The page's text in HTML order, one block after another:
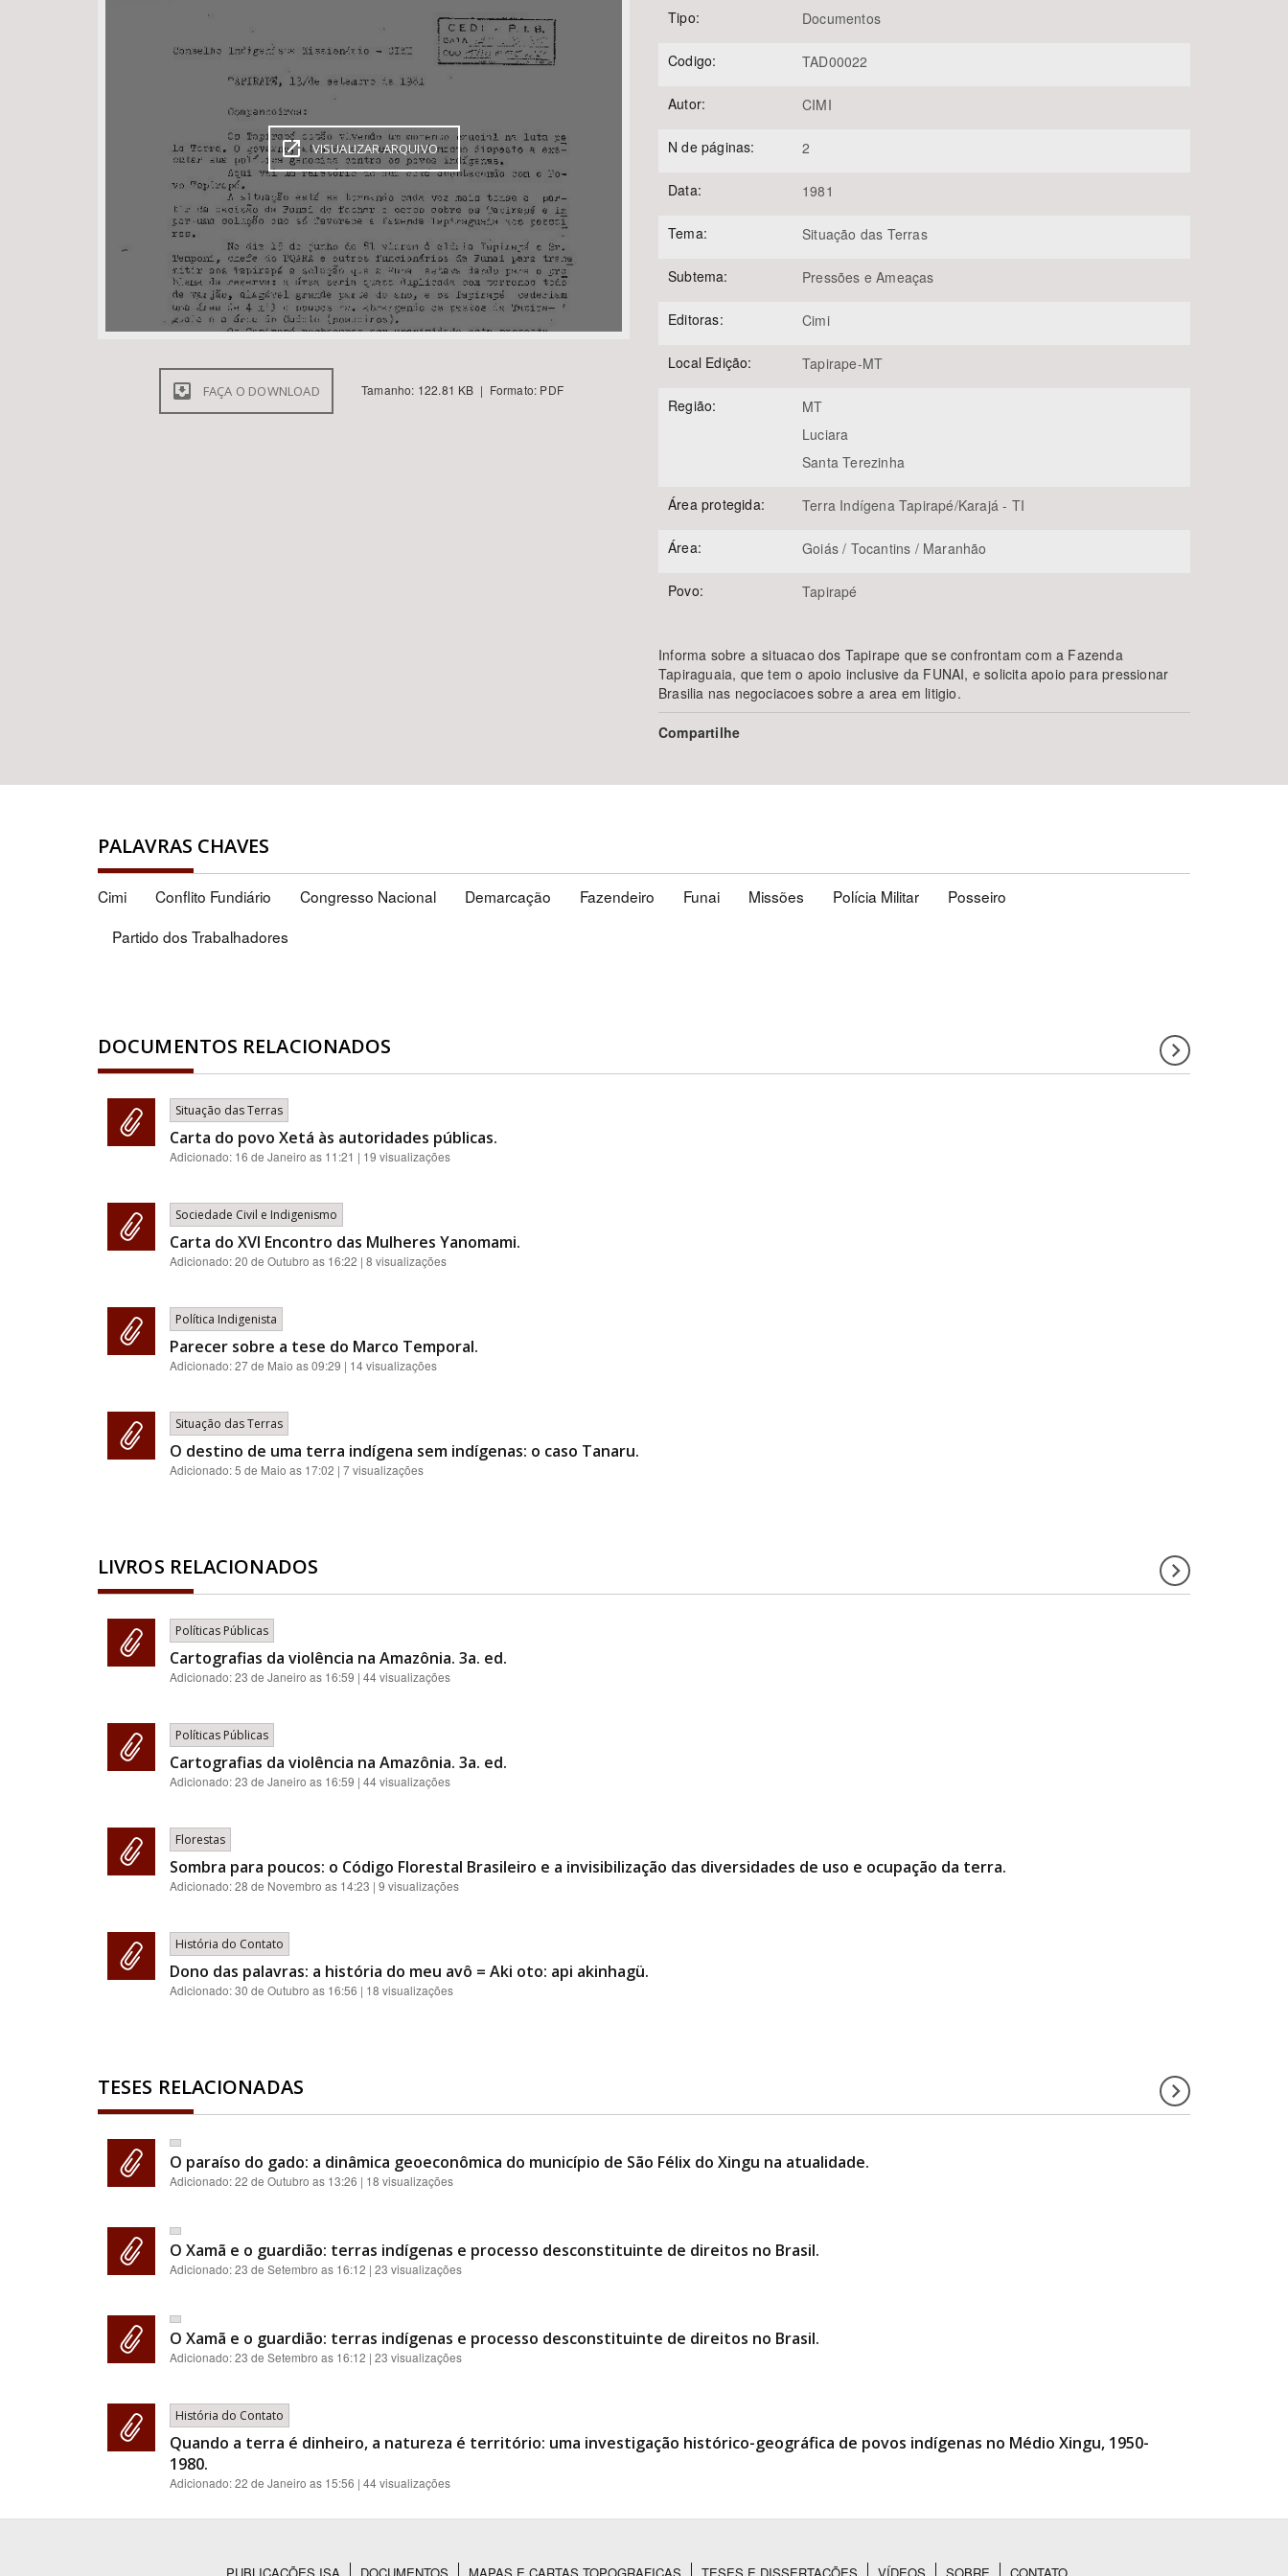
VISUALIZAR ARQUIVO
FAÇA O DOWNLOAD Tamanho: 122.81 KB | Formato: PDF
Tipo: Documentos
Codigo: TAD00022
Autor: CIMI
N de páginas: 2
Data: 1981
Tema: Situação das Terras
Subtema: Pressões e Ameaças
Editoras: Cimi
Local Edição: Tapirape-MT
Região:
MT
Luciara
Santa Terezinha
Área protegida: Terra Indígena Tapirapé/Karajá - TI
Área: Goiás / Tocantins / Maranhão
Povo: Tapirapé
Informa sobre a situacao dos Tapirape que se confrontam com a Fazenda
Tapiraguaia, que tem o apoio inclusive da FUNAI, e solicita apoio para pressionar
Brasilia nas negociacoes sobre a area em litigio.
Compartilhe
PALAVRAS CHAVES
Cimi Conflito Fundiário Congresso Nacional Demarcação Fazendeiro Funai Missões Polícia Militar
Posseiro
Partido dos Trabalhadores
DOCUMENTOS RELACIONADOS
Situação das Terras
Carta do povo Xetá às autoridades públicas.
Adicionado: 16 de Janeiro as 11:21 | 19 visualizações
Sociedade Civil e Indigenismo
Carta do XVI Encontro das Mulheres Yanomami.
Adicionado:20 de Outubro as 16:22 | 8 visualizações
Política Indigenista
Parecer sobre a tese do Marco Temporal.
Adicionado:27 de Maio as 09:29 | 14 visualizações
Situação das Terras
O destino de uma terra indígena sem indígenas: o caso Tanaru.
Adicionado:5 de Maio as 17:02 | 7 visualizações
LIVROS RELACIONADOS
Políticas Públicas
Cartografias da violência na Amazônia. 3a. ed.
Adicionado:23 de Janeiro as 16:59 | 44 visualizações
Políticas Públicas
Cartografias da violência na Amazônia. 3a. ed.
Adicionado:23 de Janeiro as 16:59 | 44 visualizações
Florestas
Sombra para poucos: o Código Florestal Brasileiro e a invisibilização das diversidades de uso e ocupação da terra.
Adicionado:28 de Novembro as 14:23 | 9 visualizações
História do Contato
Dono das palavras: a história do meu avô = Aki oto: api akinhagü.
Adicionado:30 de Outubro as 16:56 | 18 visualizações
TESES RELACIONADAS
O paraíso do gado: a dinâmica geoeconômica do município de São Félix do Xingu na atualidade.
Adicionado:22 de Outubro as 13:26 | 18 visualizações
O Xamã e o guardião: terras indígenas e processo desconstituinte de direitos no Brasil.
Adicionado:23 de Setembro as 16:12 | 23 visualizações
O Xamã e o guardião: terras indígenas e processo desconstituinte de direitos no Brasil.
Adicionado:23 de Setembro as 16:12 | 23 visualizações
História do Contato
Quando a terra é dinheiro, a natureza é território: uma investigação histórico-geográfica de povos indígenas no Médio Xingu, 1950-
1980.
Adicionado:22 de Janeiro as 15:56 | 44 visualizações